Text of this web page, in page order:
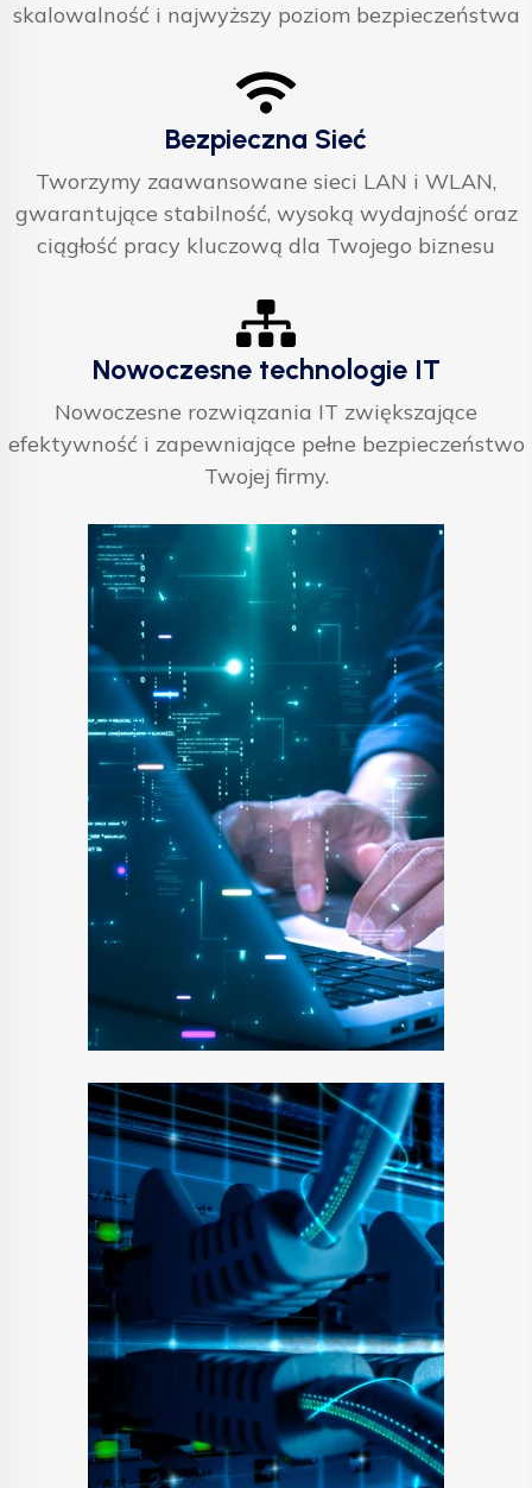
skalowalność i najwyższy poziom bezpieczeństwa
Bezpieczna Sieć
Tworzymy zaawansowane sieci LAN i WLAN,
gwarantujące stabilność, wysoką wydajność oraz
ciągłość pracy kluczową dla Twojego biznesu
Nowoczesne technologie IT
Nowoczesne rozwiązania IT zwiększające
efektywność i zapewniające pełne bezpieczeństwo
Twojej firmy.